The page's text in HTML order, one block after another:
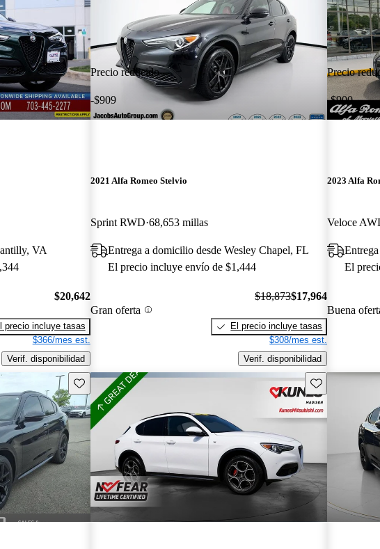
VA
$20,642
precio incluye tasas
$366/mes est.
Verif. disponibilidad
Precio reducido
-$909
2021 Alfa Romeo Stelvio
Sprint RWD 68,653 millas
Entrega a domicilio desde Wesley Chapel, FL
El precio incluye envío de $1,444
Gran oferta
$18,873$17,964
El precio incluye tasas
$308/mes est.
Verif. disponibilidad
Precio
-$900
2023 Alfa
Veloce
El
Buena
Guarda este Aviso Guarda este Aviso